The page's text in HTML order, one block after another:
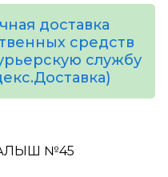
доставка
средств
службу